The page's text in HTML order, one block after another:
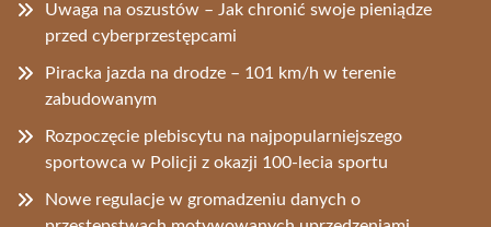
Uwaga na oszustów – Jak chronić swoje pieniądze
przed cyberprzestępcami
Piracka jazda na drodze – 101 km/h w terenie
zabudowanym
Rozpoczęcie plebiscytu na najpopularniejszego
sportowca w Policji z okazji 100-lecia sportu
Nowe regulacje w gromadzeniu danych o